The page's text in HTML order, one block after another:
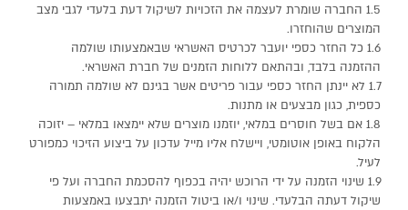
0
1.5 החברה שומרת לעצמה את הזכויות לשיקול דעת בלעדי לגבי מצב
המוצרים שהוחזרו.
1.6 כל החזר כספי יועבר לכרטיס האשראי שבאמצעותו שולמה
ההזמנה בלבד, ובהתאם ללוחות הזמנים של חברת האשראי.
1.7 לא יינתן החזר כספי עבור פריטים אשר בגינם לא שולמה תמורה
כספית, כגון מבצעים או מתנות.
1.8 אם בשל חוסרים במלאי, יוזמנו מוצרים שלא יימצאו במלאי – יזוכה
הלקוח באופן אוטומטי, ויישלח אליו מייל עדכון על ביצוע הזיכוי כמפורט
לעיל.
1.9 שינוי הזמנה על ידי הרוכש יהיה בכפוף להסכמת החברה ועל פי
שיקול דעתה הבלעדי. שינוי ו/או ביטול הזמנה יתבצעו באמצעות